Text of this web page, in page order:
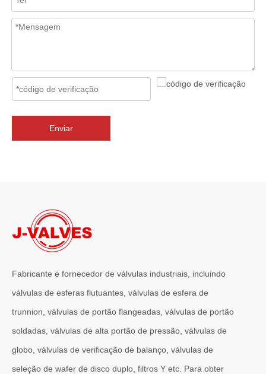
2026-07-02
J-VALVES Válvula borboleta com flange tripla excêntrica DN2800 PN10 WCB: vantagens, guia de seleção e casos de projetos de sucesso
2026-07-01
Por que os sistemas marítimos confiam nas válvulas gaveta C95800
Os sistemas de engenharia naval operam em alguns dos
Enviar
Fabricante e fornecedor de válvulas industriais, incluindo
válvulas de esferas flutuantes, válvulas de esfera de
trunnion, válvulas de portão flangeadas, válvulas de portão
soldadas, válvulas de alta portão de pressão, válvulas de
globo, válvulas de verificação de balanço, válvulas de
seleção de wafer de disco duplo, filtros Y etc. Para obter